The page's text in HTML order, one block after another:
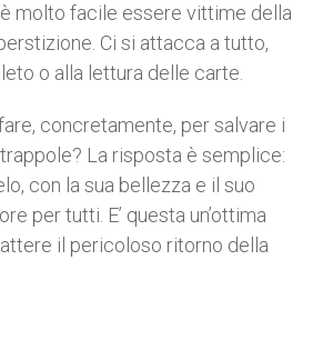
è molto facile essere vittime della
Ci si attacca a tutto,
o alla lettura delle carte.
concretamente, per salvare i
La risposta è semplice:
con la sua bellezza e il suo
per tutti. E’ questa un’ottima
il pericoloso ritorno della